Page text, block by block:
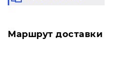
Маршрут доставки